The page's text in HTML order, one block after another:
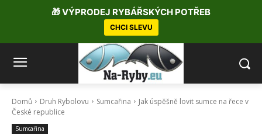
Domů Druh Rybolovu Sumcařina
Jak úspěšně lovit sumce na řece v
České republice
Sumcařina
🎁 VÝPRODEJ RYBÁŘSKÝCH POTŘEB
CHCI SLEVU